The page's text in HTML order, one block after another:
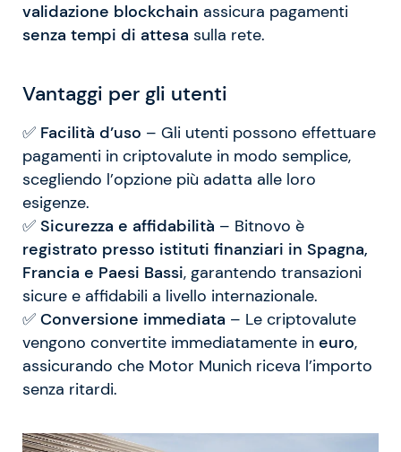
validazione blockchain assicura pagamenti
senza tempi di attesa sulla rete.
Vantaggi per gli utenti
✅ Facilità d’uso – Gli utenti possono effettuare
pagamenti in criptovalute in modo semplice,
scegliendo l’opzione più adatta alle loro
esigenze.
✅ Sicurezza e affidabilità – Bitnovo è
registrato presso istituti finanziari in Spagna,
Francia e Paesi Bassi, garantendo transazioni
sicure e affidabili a livello internazionale.
✅ Conversione immediata – Le criptovalute
vengono convertite immediatamente in euro,
assicurando che Motor Munich riceva l’importo
senza ritardi.